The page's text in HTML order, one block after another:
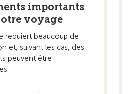
importants
voyage
requiert beaucoup de
et, suivant les cas, des
peuvent être